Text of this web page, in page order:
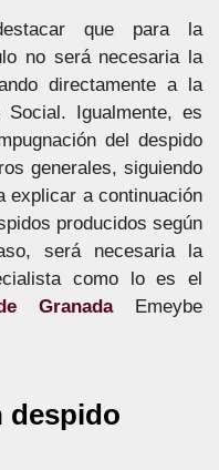
que para la
no será necesaria la
directamente a la
Igualmente, es
del despido
generales, siguiendo
explicar a continuación
producidos según
será necesaria la
como lo es el
GranadaEmeybe
despido